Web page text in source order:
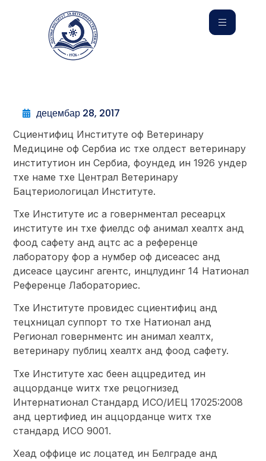
децембар 28, 2017
Сциентифиц Институте оф Ветеринарy
Медицине оф Сербиа ис тхе олдест ветеринарy
институтион ин Сербиа, фоундед ин 1926 ундер
тхе наме тхе Централ Ветеринарy
Бацтериологицал Институте.
Тхе Институте ис а говернментал ресеарцх
институте ин тхе фиелдс оф анимал хеалтх анд
фоод сафетy анд ацтс ас а референце
лабораторy фор а нумбер оф дисеасес анд
дисеасе цаусинг агентс, инцлудинг 14 Натионал
Референце Лабораториес.
Тхе Институте провидес сциентифиц анд
тецхницал суппорт то тхе Натионал анд
Регионал говернментс ин анимал хеалтх,
ветеринарy публиц хеалтх анд фоод сафетy.
Тхе Институте хас беен аццредитед ин
аццорданце wитх тхе рецогнизед
Интернатионал Стандард ИСО/ИЕЦ 17025:2008
анд цертифиед ин аццорданце wитх тхе
стандард ИСО 9001.
Хеад оффице ис лоцатед ин Белграде анд